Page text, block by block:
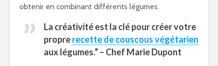
obtenir en combinant différents légumes.
La créativité est la clé pour créer votre
proprerecette de couscous végétarien
aux légumes.” – Chef Marie Dupont